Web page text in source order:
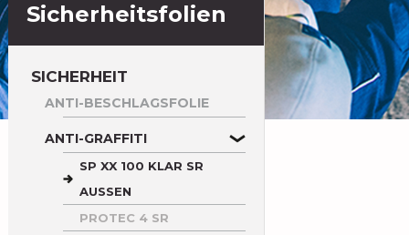
Sicherheitsfolien
SICHERHEIT
ANTI-BESCHLAGSFOLIE
ANTI-GRAFFITI
SP XX 100 KLAR SR
AUSSEN
PROTEC 4 SR